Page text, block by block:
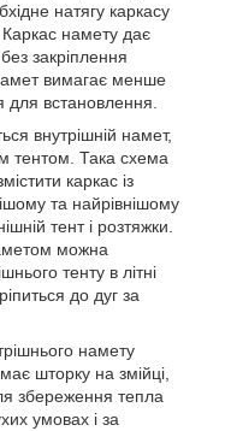
натягу каркасу
намету дає
закріплення
вимагає менше
для встановлення.
внутрішній намет,
тентом. Така схема
каркас із
та найрівнішому
тент і розтяжки.
можна
тенту в літні
до дуг за
намету
шторку на змійці,
збереження тепла
умовах і за